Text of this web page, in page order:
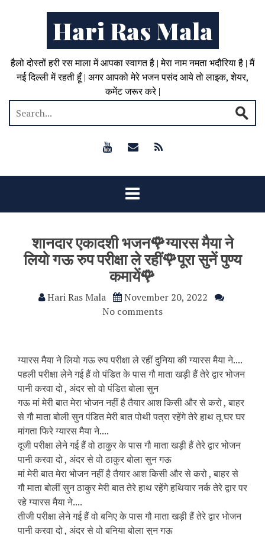
Hari Ras Mala
हैलो दोस्तों हरी रस माला में आपका स्वागत है | मेरा नाम नमता भदौरिया है | मैं
नई दिल्ली में रहती हूँ | अगर आपको मेरे भजन पसंद आये तो लाइक, शेयर,
कमेंट जरूर करे |
शानदार एकादशी भजन🌹ग्यारस मैया ने
लियो गऊ रुप परीक्षा ले रहीं🌹पूरा सुनें पुण्य
कमायें🌹
Hari Ras Mala
November 20, 2022
No comments
ग्यारस मैया ने लियो गऊ रुप परीक्षा ले रहीं दुनिया की ग्यारस मैया ने....
पहली परीक्षा लेने गई हैं वो पंडित के पास गौ माता खड़ी हैं तेरे द्वार भोजन
पानी करवा दो , अंदर सो वो पंडित बोला सुन
गऊ मां मेरी बात मेरा भोजन नहीं है तैयार आश किसी और से करो , बाहर
से गौ माता बोली सुन पंडित मेरी बात पोथी पत्रा रहेंगे तेरे हाथ तू घर घर
मांगता फिरे ग्यारस मैया ने....
दूजी परीक्षा लेने गई हैं वो ठाकुर के पास गौ माता खड़ी हैं तेरे द्वार भोजन
पानी करवा दो , अंदर से वो ठाकुर बोला सुन गऊ
मां मेरी बात मेरा भोजन नहीं है तैयार आश किसी और से करो , बाहर से
गौ माता बोलीं सुन ठाकुर मेरी बात तेरे हाथ रहेंगे हथियार नर्क तेरे द्वार पर
रहे ग्यारस मैया ने....
तीजी परीक्षा लेने गई हैं वो बनिए के पास गौ माता खड़ी हैं तेरे द्वार भोजन
पानी करवा दो , अंदर से वो बनिया बोला सुन गऊ